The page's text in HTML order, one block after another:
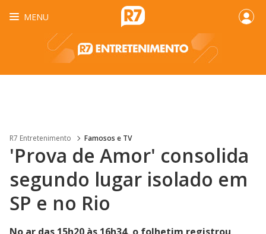
MENU
R7 Entretenimento Famosos e TV
'Prova de Amor' consolida
segundo lugar isolado em
SP e no Rio